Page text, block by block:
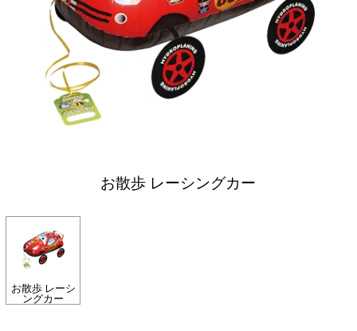
お散歩 レーシングカー
お散歩 レーシ
ングカー